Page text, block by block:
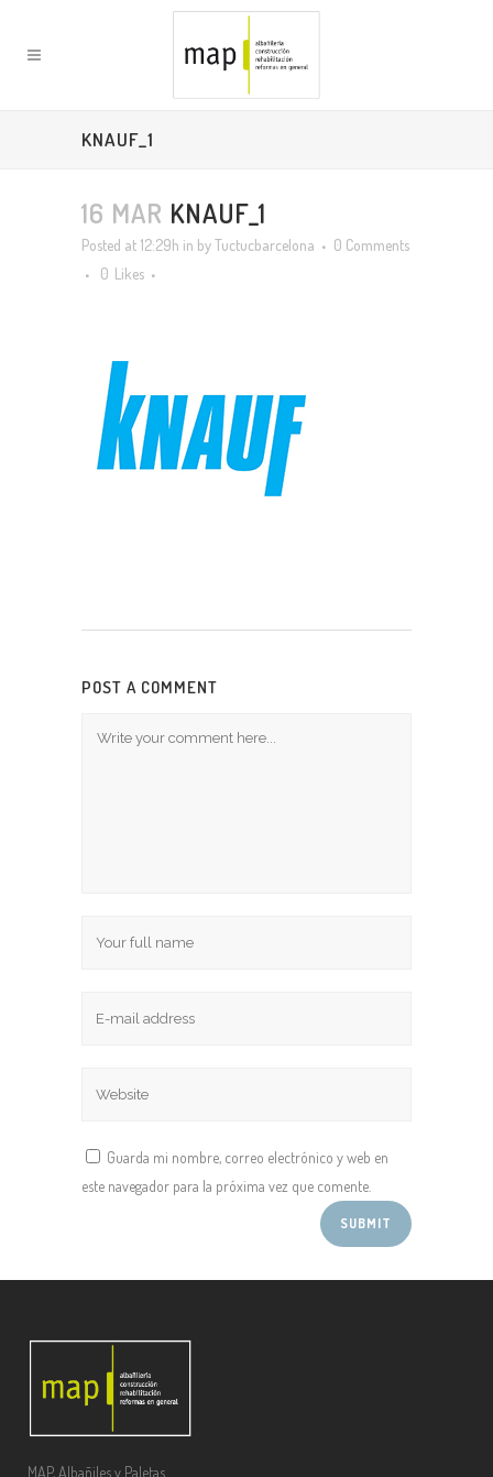
KNAUF_1
16 MAR KNAUF_1
Posted at 12:29h in byTuctucbarcelona
0 Comments
0 Likes
POST A COMMENT
Guarda mi nombre, correo electrónico y web en
este navegador para la próxima vez que comente.
MAP, Albañiles y Paletas